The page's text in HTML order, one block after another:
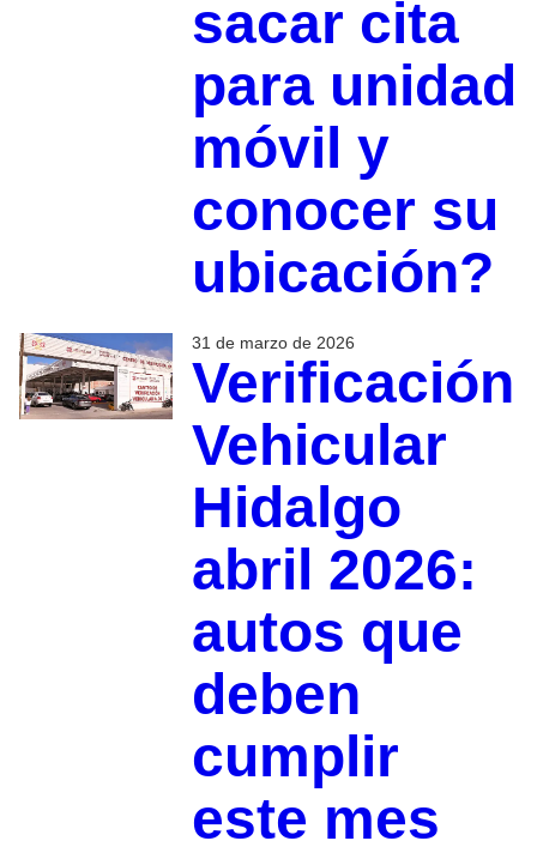
sacar cita
para unidad
móvil y
conocer su
ubicación?
31 de marzo de 2026
Verificación
Vehicular
Hidalgo
abril 2026:
autos que
deben
cumplir
este mes